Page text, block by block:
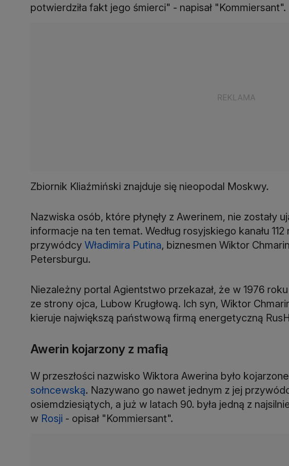
potwierdziła fakt jego śmierci" - napisał "Kommiersant".
Zbiornik Kliaźmiński znajduje się nieopodal Moskwy.
Nazwiska osób, które płynęły z Awerinem, nie zostały
informacje na ten temat. Według rosyjskiego kanału
przywódcy Władimira Putina, biznesmen Wiktor
Petersburgu.
Niezależny portal Agientstwo przekazał, że w 1976
ze strony ojca, Lubow Krugłową. Ich syn, Wiktor
kieruje największą państwową firmą energetyczną
Awerin kojarzony z mafią
W przeszłości nazwisko Wiktora Awerina było
sołncewską. Nazywano go nawet jednym z jej
osiemdziesiątych, a już w latach 90. była jedną z
w Rosji - opisał "Kommiersant".